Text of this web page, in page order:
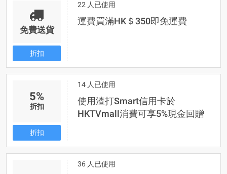
免費送貨
折扣
22 人已使用
運費買滿HK＄350即免運費
5%
折扣
折扣
14 人已使用
使用渣打Smart信用卡於
HKTVmall消費可享5%現金回贈
36 人已使用